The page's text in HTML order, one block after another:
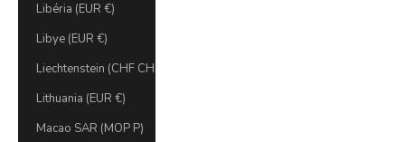
Libéria (EUR €)
Libye (EUR €)
Liechtenstein (CHF CHF)
Lithuania (EUR €)
Macao SAR (MOP P)